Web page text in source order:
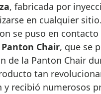
, fabricada por
en cualquier
se puso en contacto
Panton Chair, que se
de la Panton Chair
tan
y recibió numerosos